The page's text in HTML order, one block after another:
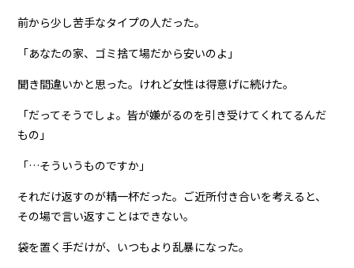
前から少し苦手なタイプの人だった。
「あなたの家、ゴミ捨て場だから安いのよ」
聞き間違いかと思った。けれど女性は得意げに続けた。
「だってそうでしょ。皆が嫌がるのを引き受けてくれてるんだ
もの」
「…そういうものですか」
それだけ返すのが精一杯だった。ご近所付き合いを考えると、
その場で言い返すことはできない。
袋を置く手だけが、いつもより乱暴になった。